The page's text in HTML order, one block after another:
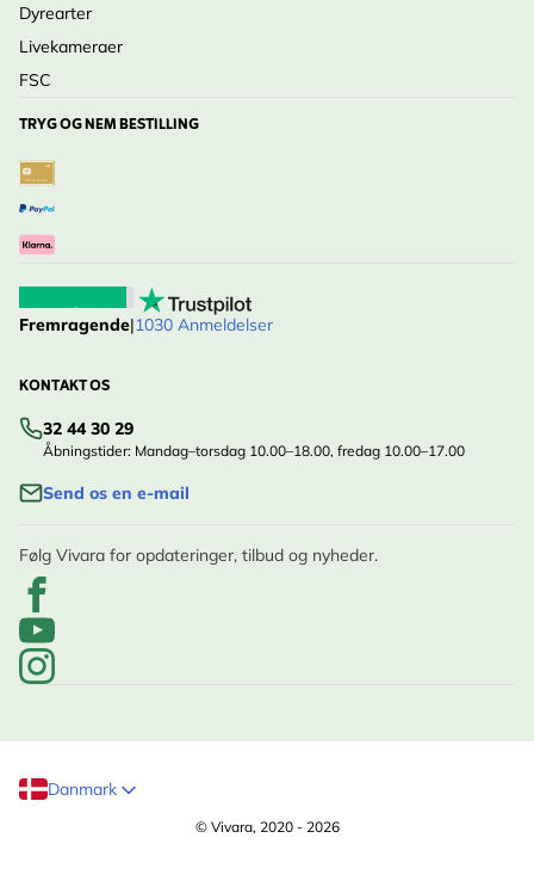
Dyrearter
Livekameraer
FSC
TRYG OG NEM BESTILLING
Fremragende|1030 Anmeldelser
KONTAKT OS
32 44 30 29
Åbningstider: Mandag–torsdag 10.00–18.00, fredag 10.00–17.00
Send os en e-mail
Følg Vivara for opdateringer, tilbud og nyheder.
Danmark
© Vivara, 2020 - 2026